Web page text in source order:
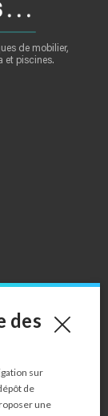
de mobilier,
et piscines.
des
sur
de
une